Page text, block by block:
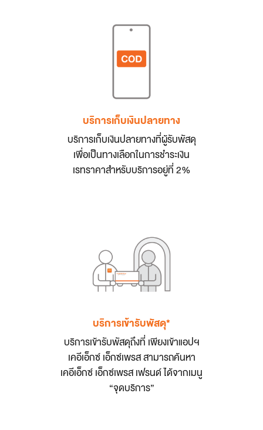
บริการเก็บเงินปลายทาง
บริการเก็บเงินปลายทางที่ผู้รับพัสดุ
เพื่อเป็นทางเลือกในการชำระเงิน
เรทราคาสำหรับบริการอยู่ที่ 2%
บริการเข้ารับพัสดุ*
บริการเข้ารับพัสดุถึงที่ เพียงเข้าแอปฯ
เคอีเอ็กซ์ เอ็กซ์เพรส สามารถค้นหา
เคอีเอ็กซ์ เอ็กซ์เพรส เฟรนด์ ได้จากเมนู
“จุดบริการ”